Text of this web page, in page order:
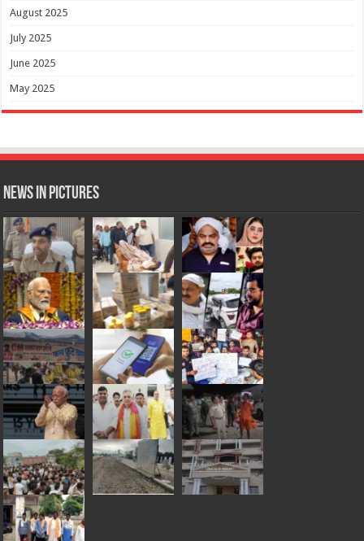
August 2025
July 2025
June 2025
May 2025
News in Pictures